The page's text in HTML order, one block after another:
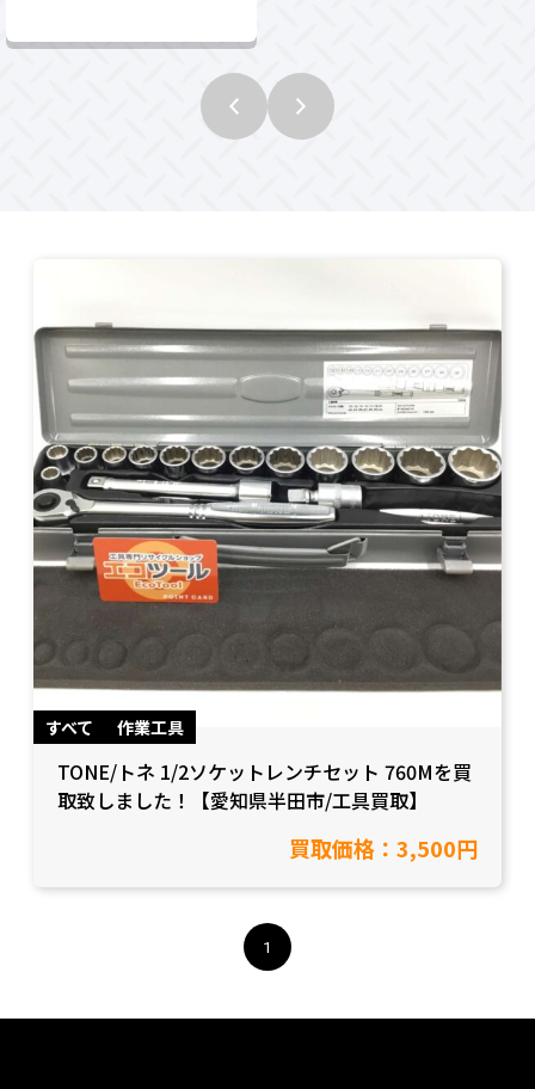
すべて 作業工具
TONE/トネ 1/2ソケットレンチセット 760Mを買
取致しました！【愛知県半田市/工具買取】
買取価格：3,500円
1